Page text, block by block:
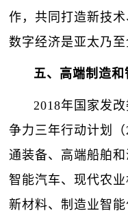
作，共同打造新技
数字经济是亚太乃至
五、高端制造
2018年国家发
争力三年行动计划
通装备、高端船舶
智能汽车、现代农
新材料、制造业智